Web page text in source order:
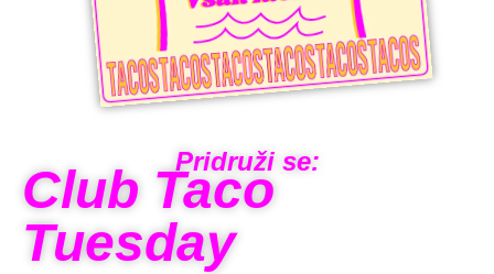
Pridruži se:
Club Taco
Tuesday